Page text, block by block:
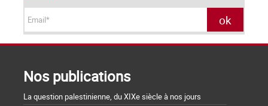
Nos publications
La question palestinienne, du XIXe siècle à nos jours